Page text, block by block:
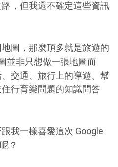
，但我還不確定這些資訊
圖，那麼頂多就是旅遊的
並非只想做一張地圖而
交通、旅行上的導遊、幫
行育樂問題的知識問答
我一樣喜愛這次 Google
？